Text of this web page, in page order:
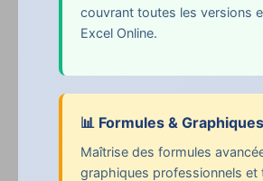
couvrant toutes les versions
Excel Online.
📊 Formules & Graphiques
Maîtrise des formules
graphiques professionnels et